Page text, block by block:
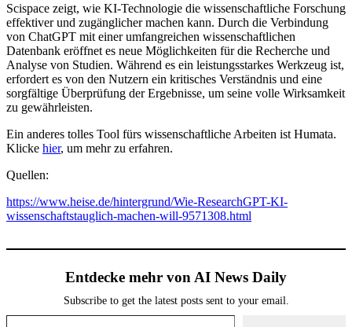
Scispace zeigt, wie KI-Technologie die wissenschaftliche Forschung
effektiver und zugänglicher machen kann. Durch die Verbindung
von ChatGPT mit einer umfangreichen wissenschaftlichen
Datenbank eröffnet es neue Möglichkeiten für die Recherche und
Analyse von Studien. Während es ein leistungsstarkes Werkzeug ist,
erfordert es von den Nutzern ein kritisches Verständnis und eine
sorgfältige Überprüfung der Ergebnisse, um seine volle Wirksamkeit
zu gewährleisten.
Ein anderes tolles Tool fürs wissenschaftliche Arbeiten ist Humata.
Klicke hier, um mehr zu erfahren.
Quellen:
https://www.heise.de/hintergrund/Wie-ResearchGPT-KI-
wissenschaftstauglich-machen-will-9571308.html
Entdecke mehr von AI News Daily
Subscribe to get the latest posts sent to your email.
Gib deine E-Mail-Adresse ein ...